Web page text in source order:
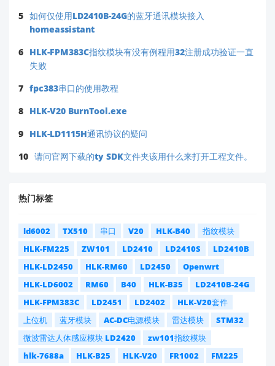
5 如何仅使用LD2410B-24G的蓝牙通讯模块接入
homeassistant
6 HLK-FPM383C指纹模块有没有例程用32注册成功验证一直
失败
7 fpc383串口的使用教程
8 HLK-V20 BurnTool.exe
9 HLK-LD1115H通讯协议的疑问
10 请问官网下载的ty SDK文件夹该用什么来打开工程文件。
热门标签
ld6002 TX510 串口 V20 HLK-B40
指纹模块
HLK-FM225
ZW101 LD2410 LD2410S
LD2410B
HLK-LD2450
HLK-RM60 LD2450
Openwrt
HLK-LD6002
RM60 B40 HLK-B35
LD2410B-24G
HLK-FPM383C
LD2451 LD2402
HLK-V20套件
上位机
蓝牙模块 AC-DC电源模块 雷达模块
STM32
微波雷达人体感应模块 LD2420
zw101指纹模块
hlk-7688a
HLK-B25 HLK-V20 FR1002
FM225